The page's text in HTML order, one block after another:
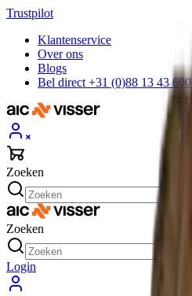
Trustpilot
Klantenservice
Over ons
Blogs
Bel direct +31 (0)88 13 43 600
Zoeken
Zoeken
Login